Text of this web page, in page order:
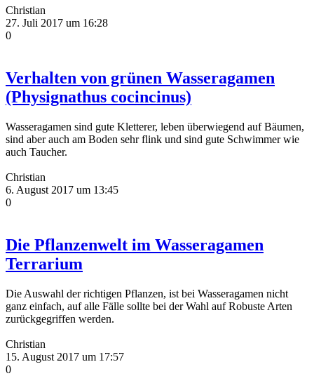
Christian
27. Juli 2017 um 16:28
0
Verhalten von grünen Wasseragamen
(Physignathus cocincinus)
Wasseragamen sind gute Kletterer, leben überwiegend auf Bäumen,
sind aber auch am Boden sehr flink und sind gute Schwimmer wie
auch Taucher.
Christian
6. August 2017 um 13:45
0
Die Pflanzenwelt im Wasseragamen
Terrarium
Die Auswahl der richtigen Pflanzen, ist bei Wasseragamen nicht
ganz einfach, auf alle Fälle sollte bei der Wahl auf Robuste Arten
zurückgegriffen werden.
Christian
15. August 2017 um 17:57
0